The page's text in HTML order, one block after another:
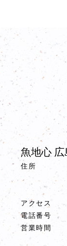
魚地心
住所
アクセス
電話番号
営業時間